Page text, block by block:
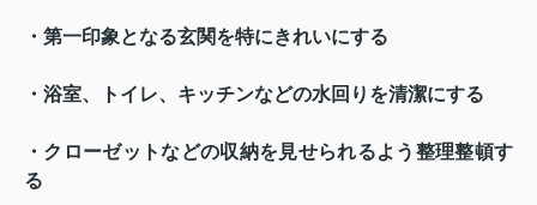
・第一印象となる玄関を特にきれいにする
・浴室、トイレ、キッチンなどの水回りを清潔にする
・クローゼットなどの収納を見せられるよう整理整頓す
る